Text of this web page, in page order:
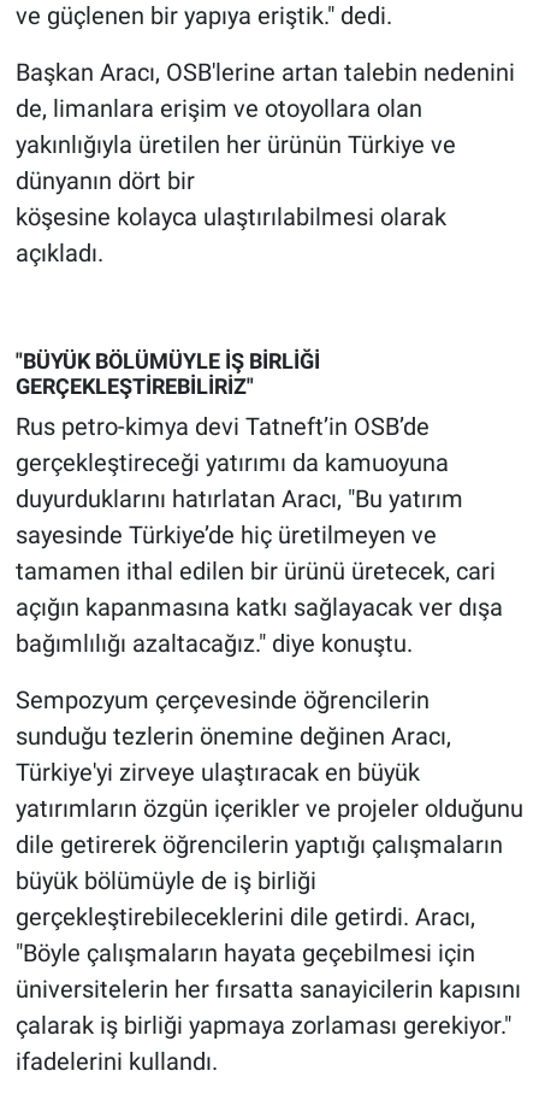
ve güçlenen bir yapıya eriştik." dedi.
Başkan Aracı, OSB'lerine artan talebin nedenini
de, limanlara erişim ve otoyollara olan
yakınlığıyla üretilen her ürünün Türkiye ve
dünyanın dört bir
köşesine kolayca ulaştırılabilmesi olarak
açıkladı.
"BÜYÜK BÖLÜMÜYLE İŞ BİRLİĞİ
GERÇEKLEŞTİREBİLİRİZ"
Rus petro-kimya devi Tatneft’in OSB’de
gerçekleştireceği yatırımı da kamuoyuna
duyurduklarını hatırlatan Aracı, "Bu yatırım
sayesinde Türkiye’de hiç üretilmeyen ve
tamamen ithal edilen bir ürünü üretecek, cari
açığın kapanmasına katkı sağlayacak ver dışa
bağımlılığı azaltacağız." diye konuştu.
Sempozyum çerçevesinde öğrencilerin
sunduğu tezlerin önemine değinen Aracı,
Türkiye'yi zirveye ulaştıracak en büyük
yatırımların özgün içerikler ve projeler olduğunu
dile getirerek öğrencilerin yaptığı çalışmaların
büyük bölümüyle de iş birliği
gerçekleştirebileceklerini dile getirdi. Aracı,
"Böyle çalışmaların hayata geçebilmesi için
üniversitelerin her fırsatta sanayicilerin kapısını
çalarak iş birliği yapmaya zorlaması gerekiyor."
ifadelerini kullandı.